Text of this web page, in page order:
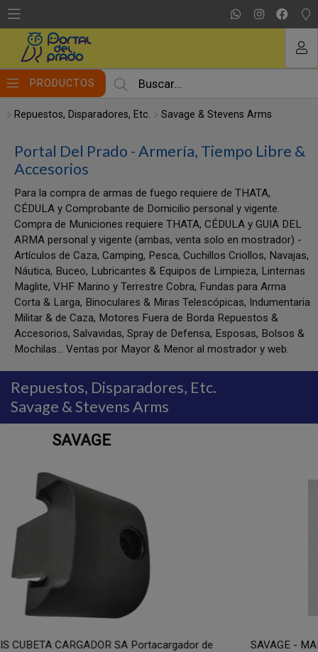
PRODUCTOS
Repuestos, Disparadores, Etc. Savage & Stevens Arms
Portal Del Prado - Armería, Tiempo Libre &
Accesorios
Para la compra de armas de fuego requiere de THATA,
CÉDULA y Comprobante de Domicilio personal y vigente.
Compra de Municiones requiere THATA, CÉDULA y GUIA DEL
ARMA personal y vigente (ambas, venta solo en mostrador) -
Artículos de Caza, Camping, Pesca, Cuchillos Criollos, Navajas,
Náutica, Buceo, Lubricantes & Equipos de Limpieza, Linternas
Maglite, VHF Marino y Terrestre Cobra, Fundas para Arma
Corta & Larga, Binoculares & Miras Telescópicas, Indumentaria
Militar & de Caza, Motores Fuera de Borda Repuestos &
Accesorios, Salvavidas, Spray de Defensa, Esposas, Bolsos &
Mochilas... Ventas por Mayor & Menor al mostrador y web.
Repuestos, Disparadores, Etc.
Savage & Stevens Arms
SAVAGE - MARK II / 93 SERIES RETÉN DE CARGADOR